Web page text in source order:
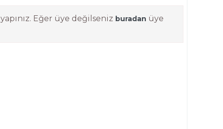
yapınız. Eğer üye değilseniz buradan üye